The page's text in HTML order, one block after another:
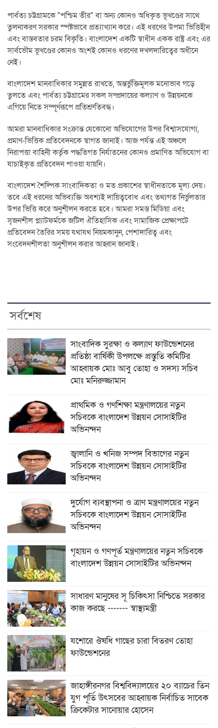
পার্বত্য চট্টগ্রামকে "পশ্চিম তীর" বা অন্য কোনও অধিকৃত ভূখণ্ডের সাথে
তুলনাকরণ সরকার স্পষ্টভাবে প্রত্যাখ্যান করে। এই ধরণের উপমা ভিত্তিহীন
এবং বাস্তবতার চরম বিকৃতি। বাংলাদেশ একটি স্বাধীন একক রাষ্ট্র এবং এর
সার্বভৌম ভূখণ্ডের কোনও অংশই কোনও ধরণের দখলদারিত্বের অধীনে
নেই।
বাংলাদেশ মানবাধিকার সমুন্নত রাখতে, অন্তর্ভুক্তিমূলক মনোভাব গড়ে
তুলতে এবং পার্বত্য চট্টগ্রামের সকল সম্প্রদায়ের কল্যাণ ও উন্নয়নকে
এগিয়ে নিতে সম্পূর্ণরূপে প্রতিশ্রুতিবদ্ধ।
আমরা মানবাধিকার সংক্রান্ত যেকোনো অভিযোগের উপর বিশ্বাসযোগ্য,
প্রমাণ-ভিত্তিক প্রতিবেদনকে স্বাগত জানাই। আজ পর্যন্ত এই অঞ্চলে
নিরাপত্তা বাহিনী কর্তৃক পদ্ধতিগত নির্যাতনের কোনও প্রমাণিত অভিযোগ বা
যাচাইকৃত প্রতিবেদন পাওয়া যায়নি।
বাংলাদেশ শৈল্পিক সাংবাদিকতা ও মত প্রকাশের স্বাধীনতাকে মূল্য দেয়।
তবে এই ধরনের অভিব্যক্তি অবশ্যই দায়িত্ববোধ এবং তথ্যগত নির্ভুলতার
উপর ভিত্তি করে অনুশীলন করতে হবে। আমরা সমস্ত মিডিয়া এবং
সৃজনশীল প্ল্যাটফর্মকে জটিল ঐতিহাসিক এবং সামাজিক প্রেক্ষাপটে
প্রতিবেদন তৈরির সময় যথাযথ নিয়মকানুন, পেশাদারিত্ব এবং
সংবেদনশীলতা অনুশীলন করার আহ্বান জানাই।
সর্বশেষ
সাংবাদিক সুরক্ষা ও কল্যাণ ফাউন্ডেশনের
প্রতিষ্ঠা বার্ষিকী উপলক্ষে প্রস্তুতি কমিটির
আহ্বায়ক মোঃ আবু তোহা ও সদস্য সচিব
মোঃ মনিরুজ্জামান
প্রাথমিক ও গণশিক্ষা মন্ত্রণালয়ের নতুন
সচিবকে বাংলাদেশ উন্নয়ন সোসাইটির
অভিনন্দন
জ্বালানি ও খনিজ সম্পদ বিভাগের নতুন
সচিবকে বাংলাদেশ উন্নয়ন সোসাইটির
অভিনন্দন
দুর্যোগ ব্যবস্থাপনা ও ত্রাণ মন্ত্রণালয়ের নতুন
সচিবকে বাংলাদেশ উন্নয়ন সোসাইটির
অভিনন্দন
গৃহায়ন ও গণপূর্ত মন্ত্রণালয়ের নতুন সচিবকে
বাংলাদেশ উন্নয়ন সোসাইটির অভিনন্দন
সাধারণ মানুষের সূ চিকিৎসা নিশ্চিতে সরকার
কাজ করছে ------- স্বাস্থ্যমন্ত্রী
যশোরে ঔষধি গাছের চারা বিতরণ তোহা
ফাউন্ডেশনের
জাহাঙ্গীরনগর বিশ্ববিদ্যালয়ের ২০ ব্যাচের তিন
যুগ পূর্তি উৎসবের আহ্বায়ক নির্বাচিত সাবেক
ক্রিকেটার সানোয়ার হোসেন